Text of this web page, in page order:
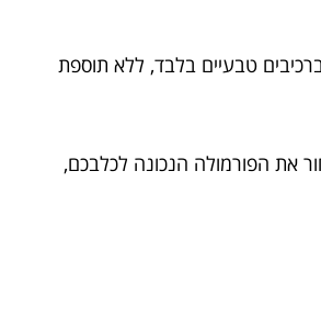
טבעיים בלבד, ללא תוספת
את הפורמולה הנכונה לכלבכם,